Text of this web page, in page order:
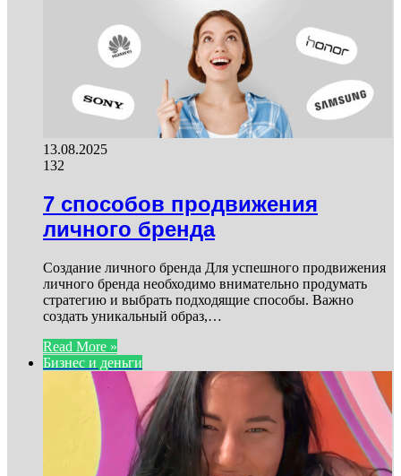
13.08.2025
132
7 способов продвижения
личного бренда
Создание личного бренда Для успешного продвижения
личного бренда необходимо внимательно продумать
стратегию и выбрать подходящие способы. Важно
создать уникальный образ,…
Read More »
Бизнес и деньги